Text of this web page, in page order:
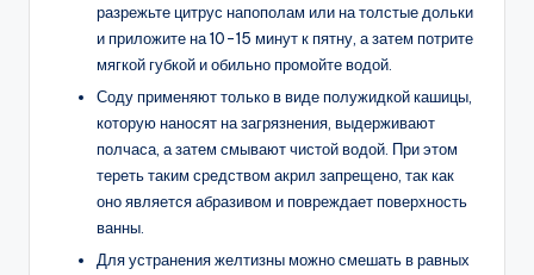
разрежьте цитрус напополам или на толстые дольки
и приложите на 10-15 минут к пятну, а затем потрите
мягкой губкой и обильно промойте водой.
Соду применяют только в виде полужидкой кашицы,
которую наносят на загрязнения, выдерживают
полчаса, а затем смывают чистой водой. При этом
тереть таким средством акрил запрещено, так как
оно является абразивом и повреждает поверхность
ванны.
Для устранения желтизны можно смешать в равных